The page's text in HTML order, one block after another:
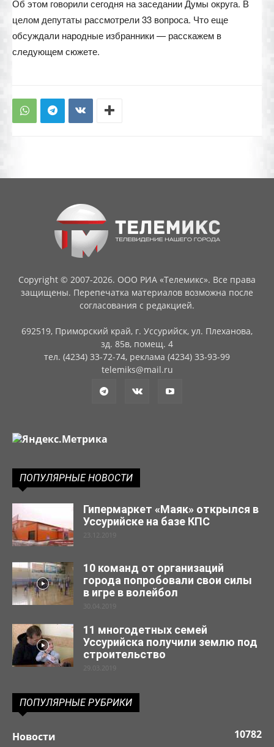
Об этом говорили сегодня на заседании Думы округа. В
целом депутаты рассмотрели 33 вопроса. Что еще
обсуждали народные избранники — расскажем в
следующем сюжете.
Copyright © 2007-2026. ООО РИА «Телемикс». Все права
защищены. Перепечатка материалов возможна после
согласования с редакцией.
692519, Приморский край, г. Уссурийск, ул. Плеханова,
зд. 85в, помещ. 4
тел. (4234) 33-72-74, реклама (4234) 33-93-99
telemiks@mail.ru
ПОПУЛЯРНЫЕ НОВОСТИ
Гипермаркет «Маяк» открылся в
Уссурийске на базе КПС
23.12.2019
10 команд от организаций
города попробовали свои силы
в игре в волейбол
30.04.2019
11 многодетных семей
Уссурийска получили землю под
строительство
29.03.2019
ПОПУЛЯРНЫЕ РУБРИКИ
Новости
10782